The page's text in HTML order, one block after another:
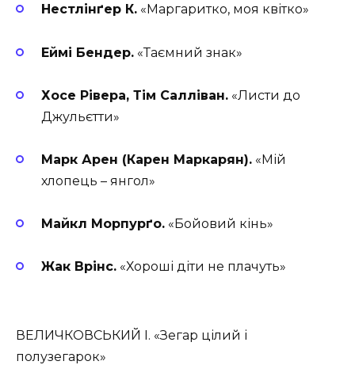
Нестлінґер К. «Маргаритко, моя квітко»
Еймі Бендер. «Таємний знак»
Хосе Рівера, Тім Салліван. «Листи до
Джульєтти»
Марк Арен (Карен Маркарян). «Мій
хлопець – янгол»
Майкл Морпурґо. «Бойовий кінь»
Жак Врінс. «Хороші діти не плачуть»
ВЕЛИЧКОВСЬКИЙ І. «Зегар цілий і
полузегарок»